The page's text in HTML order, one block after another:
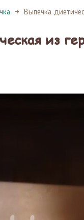
Выпечка
из